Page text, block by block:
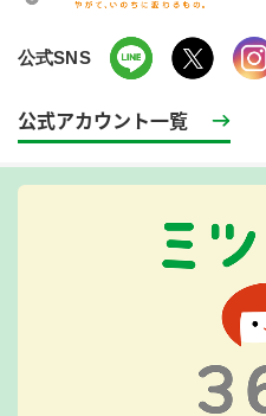
公式SNS
公式アカウント一覧